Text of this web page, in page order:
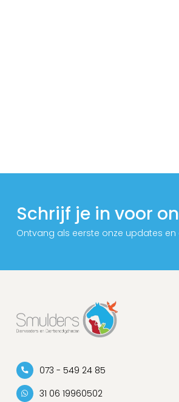
Schrijf je in voor
Ontvang als eerste onze updates
073 - 549 24 85
31 06 19960502